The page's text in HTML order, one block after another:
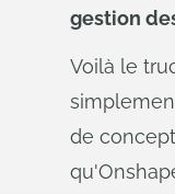
gestion
Voilà le
de